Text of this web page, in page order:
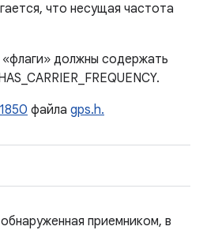
что несущая частота
должны содержать
1850 файла gps.h.
приемником, в